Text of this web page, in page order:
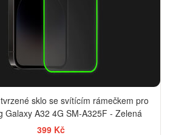
sklo se svítícím rámečkem pro
Galaxy A32 4G SM-A325F - Zelená
399 Kč